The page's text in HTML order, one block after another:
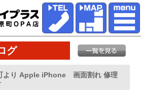
グ
より Apple iPhone 画面割れ 修理